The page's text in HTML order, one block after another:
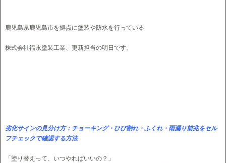
鹿児島県鹿児島市を拠点に塗装や防水を行っている
株式会社福永塗装工業、更新担当の明日です。
劣化サインの見分け方：チョーキング・ひび割れ・ふくれ・雨漏り前兆をセル
フチェックで確認する方法
「塗り替えって、いつやればいいの？」